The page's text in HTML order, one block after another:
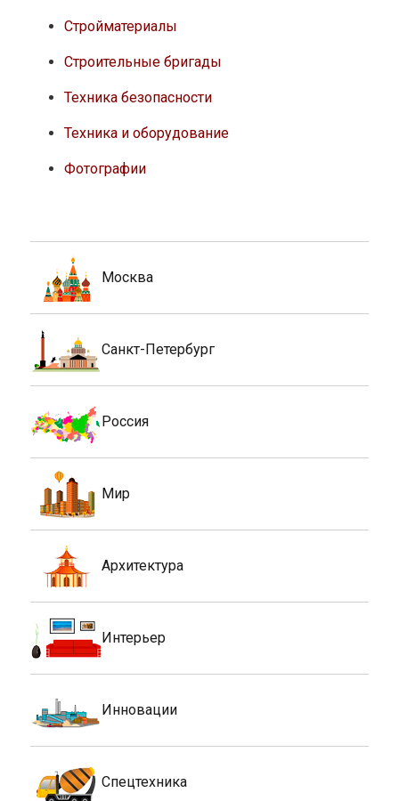
Стройматериалы
Строительные бригады
Техника безопасности
Техника и оборудование
Фотографии
Москва
Санкт-Петербург
Россия
Мир
Архитектура
Интерьер
Инновации
Спецтехника